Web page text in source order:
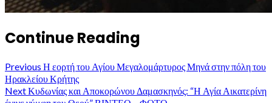
Continue Reading
Previous Η εορτή του Αγίου Μεγαλομάρτυρος Μηνά στην πόλη του
Ηρακλείου Κρήτης
NextΚυδωνίας και Αποκορώνου Δαμασκηνός: “Η Αγία Αικατερίνη